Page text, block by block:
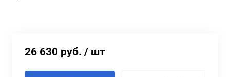
26 630 руб. / шт